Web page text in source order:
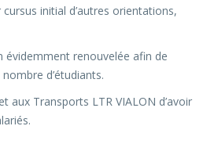
initial d’autres orientations,
évidemment renouvelée afin de
d’étudiants.
aux Transports LTR VIALON d’avoir